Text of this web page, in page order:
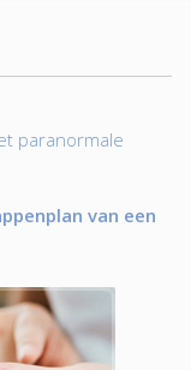
paranormale
van een